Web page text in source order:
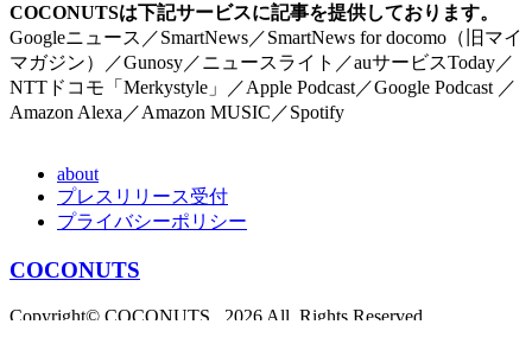
COCONUTSは下記サービスに記事を提供しております。
Googleニュース／SmartNews／SmartNews for docomo（旧マイ
マガジン）／Gunosy／ニュースライト／auサービスToday／
NTTドコモ「Merkystyle」／Apple Podcast／Google Podcast ／
Amazon Alexa／Amazon MUSIC／Spotify
about
プレスリリース受付
プライバシーポリシー
COCONUTS
Copyright© COCONUTS , 2026 All Rights Reserved.